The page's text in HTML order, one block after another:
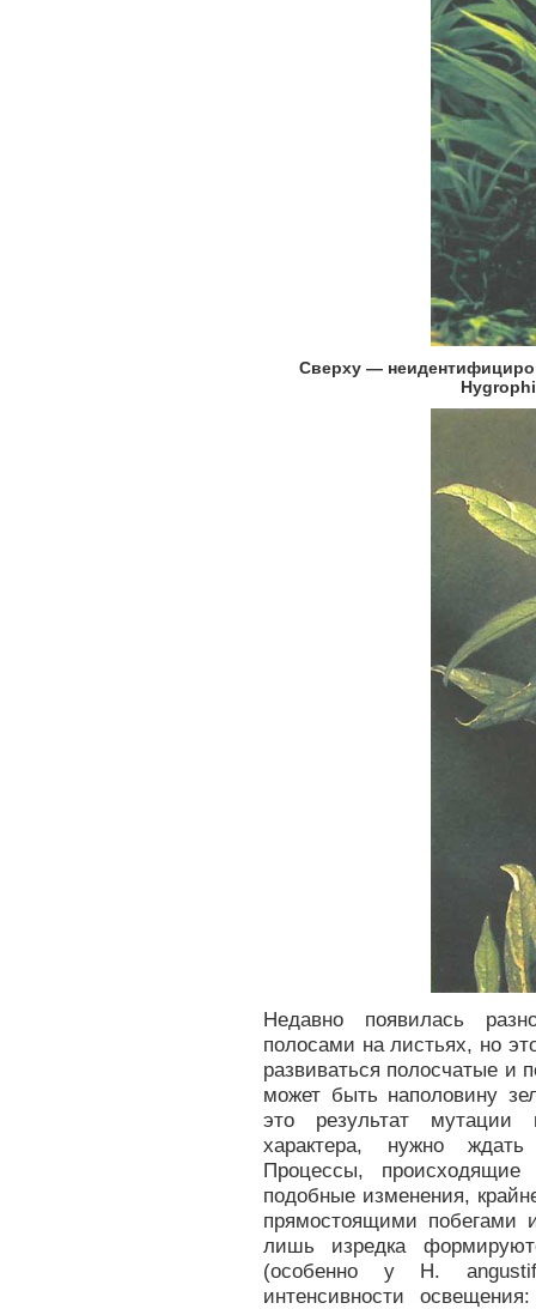
Сверху —
Недавно появилась
полосами на листьях, но
развиваться полосчатые и
может быть наполовину
это результат мутации
характера, нужно ждать
Процессы,
подобные изменения,
прямостоящими побегами
лишь изредка
(особенно у Н.
интенсивности